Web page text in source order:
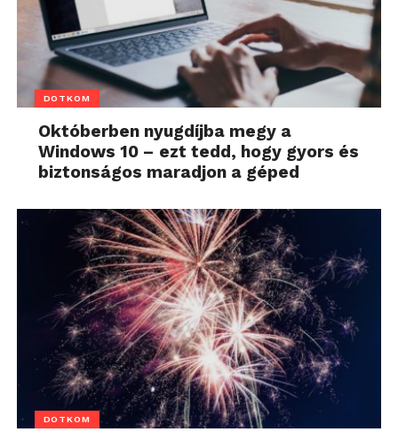
DOTKOM
Októberben nyugdíjba megy a
Windows 10 – ezt tedd, hogy gyors és
biztonságos maradjon a géped
DOTKOM